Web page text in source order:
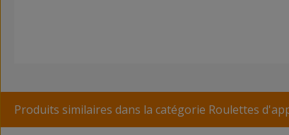
Produits similaires dans la catégorie Roulettes